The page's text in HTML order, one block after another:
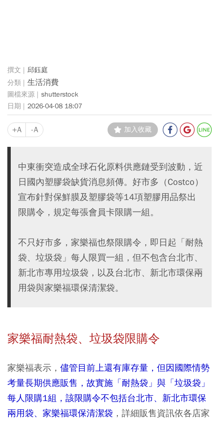
邱鈺庭
生活消費
shutterstock
2026-04-08 18:07
+A -A 加入收藏
中東衝突造成全球石化原料供應鏈受到波動，近
日國內塑膠袋缺貨消息頻傳。好市多（Costco）
宣布針對保鮮膜及塑膠袋等14項塑膠用品祭出
限購令，規定每張會員卡限購一組。
不只好市多，家樂福也祭限購令，即日起「耐熱
袋、垃圾袋」每人限買一組，但不包含台北市、
新北市專用垃圾袋，以及台北市、新北市環保兩
用袋與家樂福環保清潔袋。
家樂福耐熱袋、垃圾袋限購令
家樂福表示， 儘管目前上還有庫存量，但因國際情勢
考量長期供應販售，故實施「耐熱袋」與「垃圾袋」
每人限購1組，該限購令不包括台北市、新北市環保
兩用袋、家樂福環保清潔袋 ，詳細販售資訊依各店家